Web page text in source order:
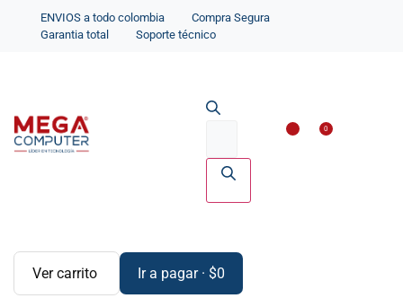
ENVIOS a todo colombia
Compra Segura
Garantia total
Soporte técnico
0
Ver carrito Ir a pagar · $0